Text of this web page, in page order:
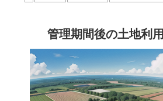
管理期間後の土地利用